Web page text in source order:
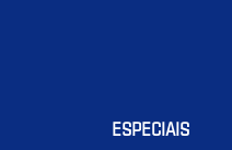
ESPECIAIS